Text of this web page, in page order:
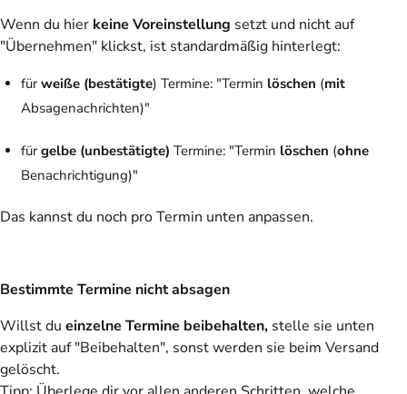
Wenn du hier keine Voreinstellung setzt und nicht auf
"Übernehmen" klickst, ist standardmäßig hinterlegt:
fürweiße (bestätigte) Termine: "Termin löschen (mit
Absagenachrichten)"
fürgelbe (unbestätigte) Termine: "Termin löschen (ohne
Benachrichtigung)"
Das kannst du noch pro Termin unten anpassen.
Bestimmte Termine nicht absagen
Willst du einzelne Termine beibehalten, stelle sie unten
explizit auf "Beibehalten", sonst werden sie beim Versand
gelöscht.